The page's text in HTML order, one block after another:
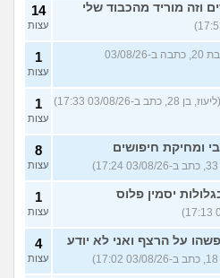
וזה מוריד מהכבוד שלי 14
עצות
(קולית, בת 20, כתבה ב-03/08/26
1
עצות
(ליעוז, בן 28, כתב ב-03/08/26 17:33) 1
עצות
ומחיקת חיפושים
8
עצות
יסמין פלוס 1
עצות
על הרצף ואני לא יודע
4
עצות